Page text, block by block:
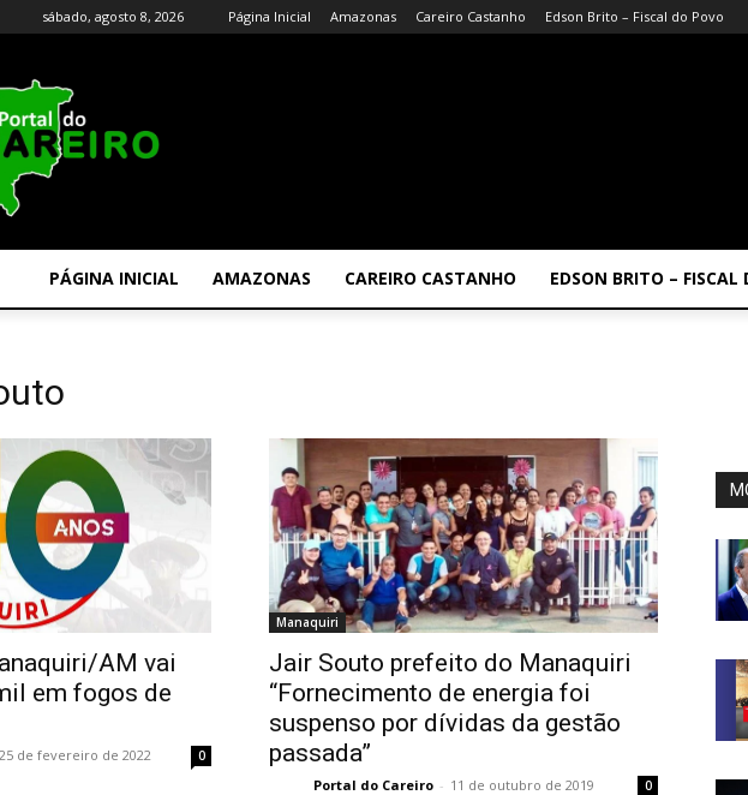
sábado, agosto 8, 2026 Página Inicial Amazonas Careiro Castanho Edson Brito – Fiscal do Povo
PÁGINA INICIAL AMAZONAS CAREIRO CASTANHO EDSON BRITO – FISCAL
AM vai
em fogos de
25 de fevereiro de 2022 0
Manaquiri
Jair Souto prefeito do Manaquiri
“Fornecimento de energia foi
suspenso por dívidas da gestão
passada”
Portal do Careiro - 11 de outubro de 2019 0